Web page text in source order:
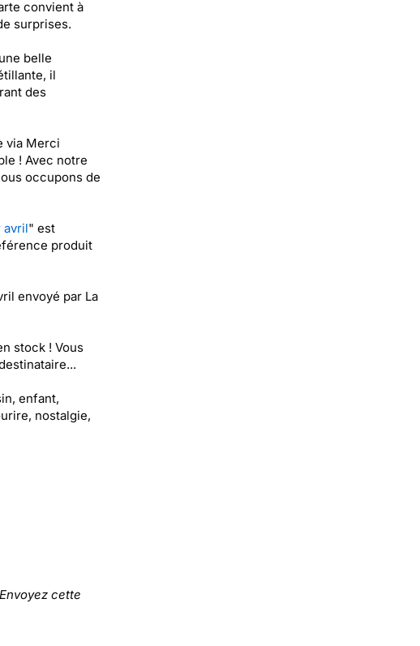
convient à
surprises.
belle
il
des
via Merci
! Avec notre
occupons de
avril" est
produit
envoyé par La
stock ! Vous
enfant,
nostalgie,
cette